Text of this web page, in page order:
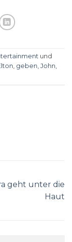
und
, geben, John,
geht unter die
Haut